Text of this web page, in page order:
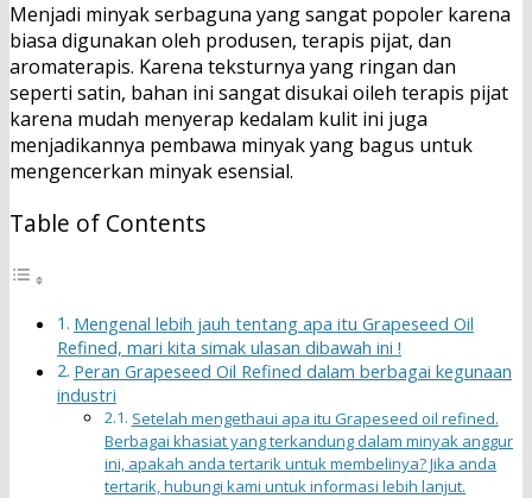
Menjadi minyak serbaguna yang sangat popoler karena
biasa digunakan oleh produsen, terapis pijat, dan
aromaterapis. Karena teksturnya yang ringan dan
seperti satin, bahan ini sangat disukai oileh terapis pijat
karena mudah menyerap kedalam kulit ini juga
menjadikannya pembawa minyak yang bagus untuk
mengencerkan minyak esensial.
Table of Contents
Mengenal lebih jauh tentang apa itu Grapeseed Oil
Refined, mari kita simak ulasan dibawah ini !
Peran Grapeseed Oil Refined dalam berbagai kegunaan
industri
Setelah mengethaui apa itu Grapeseed oil refined.
Berbagai khasiat yang terkandung dalam minyak anggur
ini, apakah anda tertarik untuk membelinya? Jika anda
tertarik, hubungi kami untuk informasi lebih lanjut.